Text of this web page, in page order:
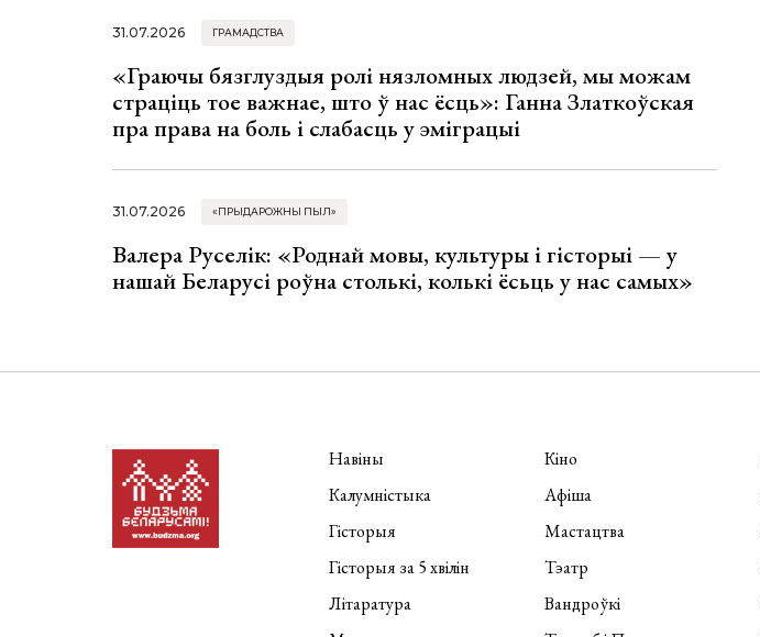
31.07.2026 ГРАМАДСТВА
«Граючы бязглуздыя ролі нязломных людзей, мы можам
страціць тое важнае, што ў нас ёсць»: Ганна Златкоўская
пра права на боль і слабасць у эміграцыі
31.07.2026 «ПРЫДАРОЖНЫ ПЫЛ»
Валера Руселік: «Роднай мовы, культуры і гісторыі — у
нашай Беларусі роўна столькі, колькі ёсьць у нас самых»
Навіны
Калумністыка
Гісторыя
Гісторыя за 5 хвілін
Літаратура
Кіно
Афіша
Мастацтва
Тэатр
Вандроўкі